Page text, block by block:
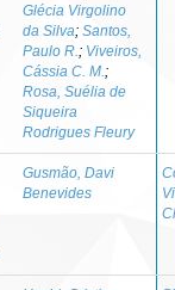
Glécia Virgolino
da Silva; Santos,
Paulo R. ; Viveiros,
Cássia C. M. ;
Rosa, Suélia de
Siqueira
Rodrigues Fleury
Gusmão, Davi
Benevides